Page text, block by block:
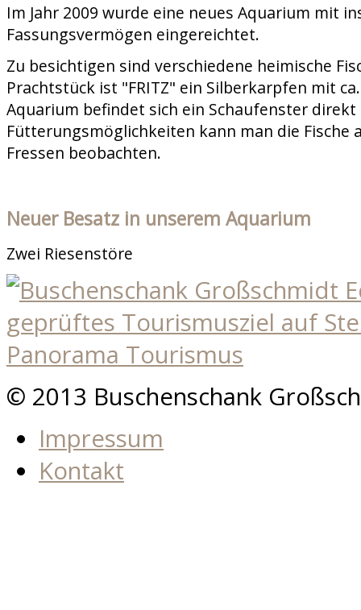
Im Jahr 2009 wurde eine neues Aquarium mit
Fassungsvermögen eingereichtet.
Zu besichtigen sind verschiedene heimische
Prachtstück ist "FRITZ" ein Silberkarpfen mit
Aquarium befindet sich ein Schaufenster direkt
Fütterungsmöglichkeiten kann man die Fische
Fressen beobachten.
Neuer Besatz in unserem Aquarium
Zwei Riesenstöre
© 2013 Buschenschank
Impressum
Kontakt